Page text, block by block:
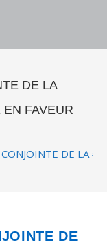
DE LA
EN FAVEUR
DE LA
DE